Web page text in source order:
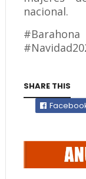
nacional.
SHARE THIS